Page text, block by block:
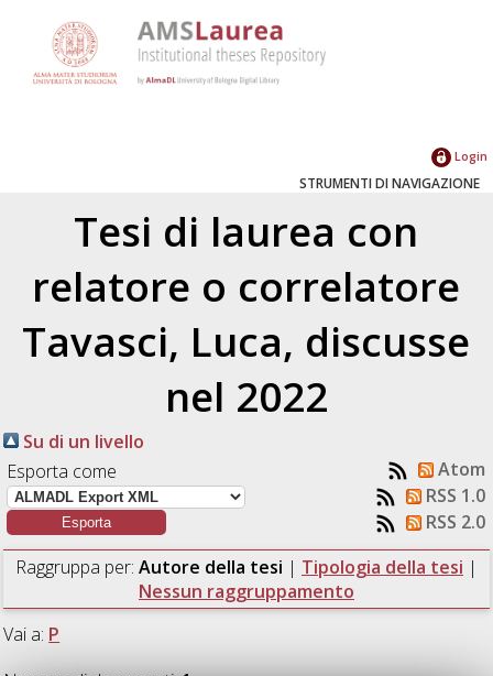
Login
STRUMENTI DI NAVIGAZIONE
Tesi di laurea con
relatore o correlatore
Tavasci, Luca, discusse
nel 2022
Su di un livello
Esporta come
Atom
RSS 1.0
RSS 2.0
Raggruppa per: Autore della tesi | Tipologia della tesi |
Nessun raggruppamento
Vai a: P